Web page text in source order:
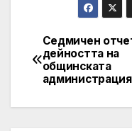
Post
navigation
Седмичен
дейността на
общинската
администрация